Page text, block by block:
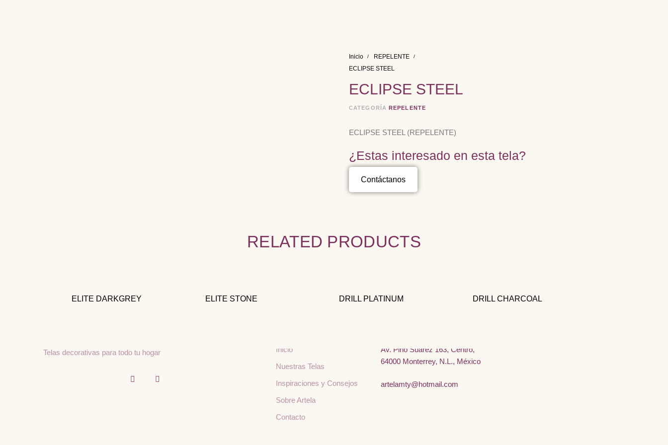
Inicio
REPELENTE
ECLIPSE STEEL
ECLIPSE STEEL
CATEGORÍA REPELENTE
ECLIPSE STEEL (REPELENTE)
¿Estas interesado en esta tela?
Contáctanos
RELATED PRODUCTS
ELITE DARKGREY ELITE STONE DRILL PLATINUM DRILL CHARCOAL
Telas decorativas para todo tu hogar
Inicio
Nuestras Telas
Inspiraciones y Consejos
Sobre Artela
Contacto
Av. Pino Suárez 163, Centro,
64000 Monterrey, N.L., México
artelamty@hotmail.com